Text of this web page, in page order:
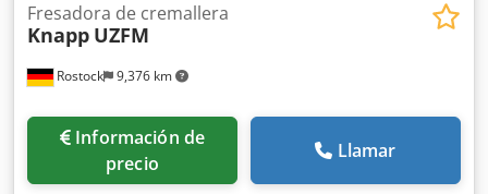
Rostock 9,376 km
Fresadora de cremallera
Knapp UZFM
Información de
precio
Llamar